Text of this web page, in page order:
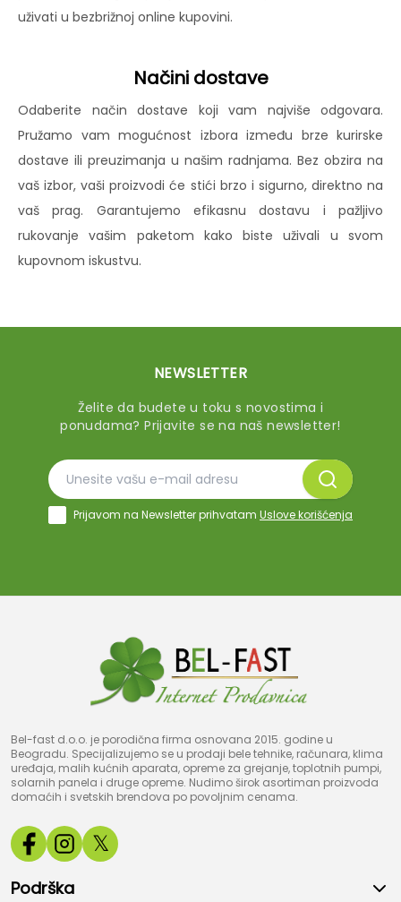
uživati u bezbrižnoj online kupovini.
Načini dostave
Odaberite način dostave koji vam najviše odgovara.
Pružamo vam mogućnost izbora između brze kurirske
dostave ili preuzimanja u našim radnjama. Bez obzira na
vaš izbor, vaši proizvodi će stići brzo i sigurno, direktno na
vaš prag. Garantujemo efikasnu dostavu i pažljivo
rukovanje vašim paketom kako biste uživali u svom
kupovnom iskustvu.
NEWSLETTER
Želite da budete u toku s novostima i
ponudama? Prijavite se na naš newsletter!
Prijavom na Newsletter prihvatam Uslove korišćenja
Bel-fast d.o.o. je porodična firma osnovana 2015. godine u
Beogradu. Specijalizujemo se u prodaji bele tehnike, računara, klima
uređaja, malih kućnih aparata, opreme za grejanje, toplotnih pumpi,
solarnih panela i druge opreme. Nudimo širok asortiman proizvoda
domaćih i svetskih brendova po povoljnim cenama.
𝕏
Podrška